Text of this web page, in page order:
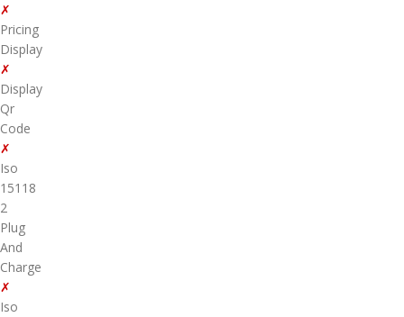
✗
Pricing
Display
✗
Display
Qr
Code
✗
Iso
15118
2
Plug
And
Charge
✗
Iso